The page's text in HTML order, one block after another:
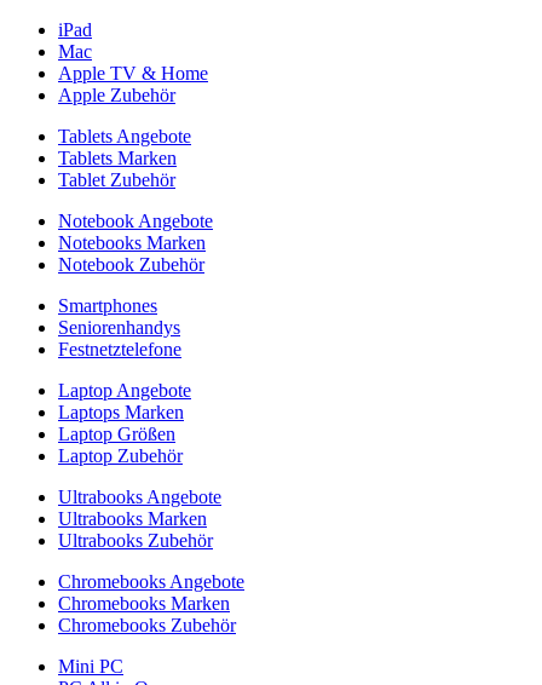
iPad
Mac
Apple TV & Home
Apple Zubehör
Tablets Angebote
Tablets Marken
Tablet Zubehör
Notebook Angebote
Notebooks Marken
Notebook Zubehör
Smartphones
Seniorenhandys
Festnetztelefone
Laptop Angebote
Laptops Marken
Laptop Größen
Laptop Zubehör
Ultrabooks Angebote
Ultrabooks Marken
Ultrabooks Zubehör
Chromebooks Angebote
Chromebooks Marken
Chromebooks Zubehör
Mini PC